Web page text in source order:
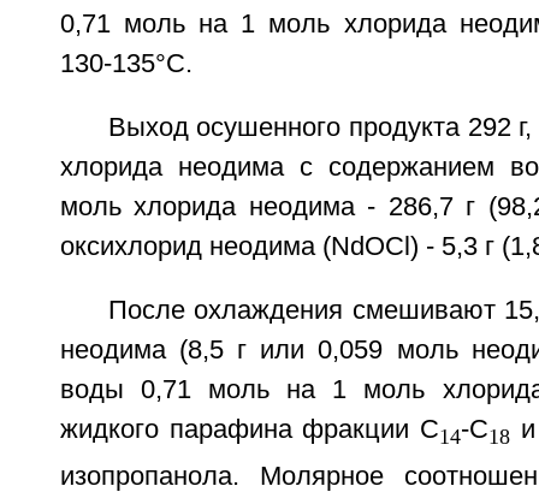
0,71 моль на 1 моль хлорида
130-135°C.
Выход осушенного продукта 292
хлорида неодима с содержанием
моль хлорида неодима - 286,7 г
оксихлорид неодима (NdOCl) - 5,3 г
После охлаждения смешивают
неодима (8,5 г или 0,059 моль
воды 0,71 моль на 1 моль
жидкого парафина фракции C14-C18
изопропанола. Молярное